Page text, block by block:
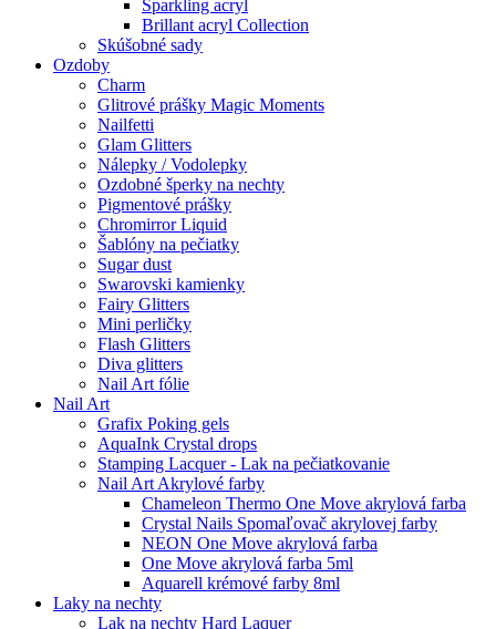
Sparkling acryl
Brillant acryl Collection
Skúšobné sady
Ozdoby
Charm
Glitrové prášky Magic Moments
Nailfetti
Glam Glitters
Nálepky / Vodolepky
Ozdobné šperky na nechty
Pigmentové prášky
Chromirror Liquid
Šablóny na pečiatky
Sugar dust
Swarovski kamienky
Fairy Glitters
Mini perličky
Flash Glitters
Diva glitters
Nail Art fólie
Nail Art
Grafix Poking gels
AquaInk Crystal drops
Stamping Lacquer - Lak na pečiatkovanie
Nail Art Akrylové farby
Chameleon Thermo One Move akrylová farba
Crystal Nails Spomaľovač akrylovej farby
NEON One Move akrylová farba
One Move akrylová farba 5ml
Aquarell krémové farby 8ml
Laky na nechty
Lak na nechty Hard Laquer